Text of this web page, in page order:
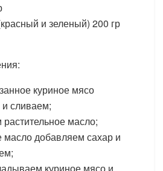
и зеленый) 200 гр
куриное мясо
сливаем;
масло;
масло добавляем сахар и